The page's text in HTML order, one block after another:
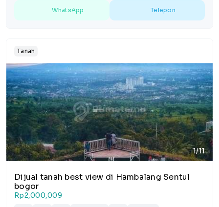
WhatsApp Telepon
Tanah
1/11
Dijual tanah best view di Hambalang Sentul
bogor
Rp2,000,009